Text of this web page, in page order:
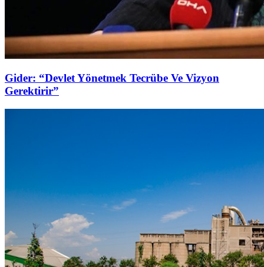
Gider: “Devlet Yönetmek Tecrübe Ve Vizyon
Gerektirir”